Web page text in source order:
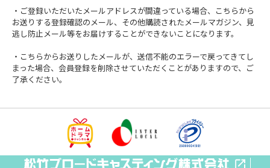
・ご登録いただいたメールアドレスが間違っている場合、こちらから
お送りする登録確認のメール、その他購読されたメールマガジン、見
逃し防止メール等をお届けすることができないことになります。
・こちらからお送りしたメールが、送信不能のエラーで戻ってきてし
まった場合、会員登録を削除させていただくことがありますので、ご
了承ください。